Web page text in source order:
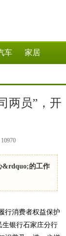
车 家居
两员”，开
10970
的工作
消费者权益保护
生银行石家庄分行